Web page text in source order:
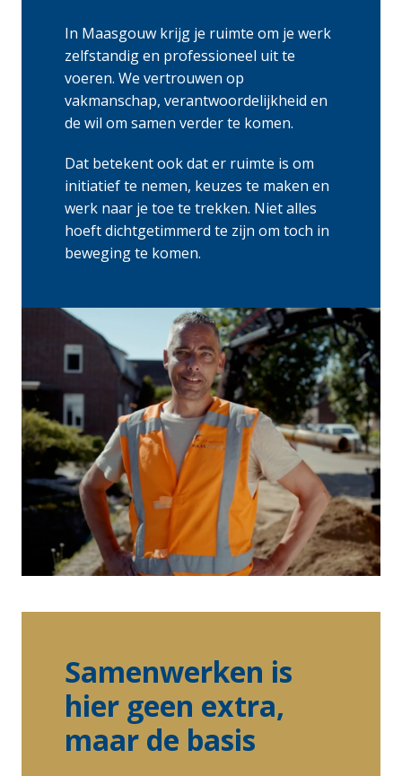
In Maasgouw krijg je ruimte om je werk
zelfstandig en professioneel uit te
voeren. We vertrouwen op
vakmanschap, verantwoordelijkheid en
de wil om samen verder te komen.
Dat betekent ook dat er ruimte is om
initiatief te nemen, keuzes te maken en
werk naar je toe te trekken. Niet alles
hoeft dichtgetimmerd te zijn om toch in
beweging te komen.
Samenwerken is
hier geen extra,
maar de basis